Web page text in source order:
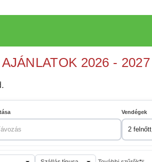
2026 -
Vendégek
2